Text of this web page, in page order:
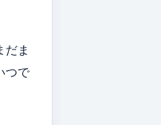
だま
つで